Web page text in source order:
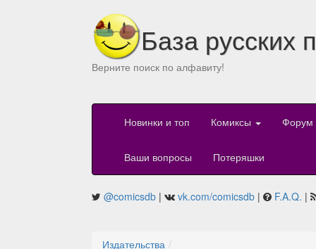
База русских
Верните поиск по алфавиту!
Новинки и топ Комиксы Форум
Ваши вопросы Потеряшки
@comicsdb | vk.com/comicsdb | F.A.Q. |
Издательства